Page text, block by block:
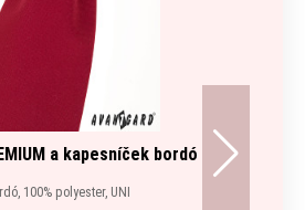
a kapesníček bordó
100% polyester, UNI